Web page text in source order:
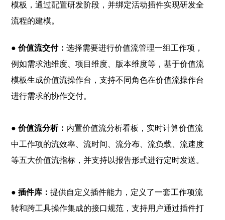
模板，通过配置研发阶段，并绑定活动插件实现研发全
流程的建模。
● 价值流交付：选择需要进行价值流管理一组工作项，
例如需求池维度、项目维度、版本维度等，基于价值流
模板生成价值流操作台，支持不同角色在价值流操作台
进行需求的协作交付。
● 价值流分析： 内置价值流分析看板，实时计算价值流
中工作项的流效率、流时间、流分布、流负载、流速度
等五大价值流指标，并支持以报告形式进行定时发送。
● 插件库：提供自定义插件能力，定义了一套工作项流
转和跨工具操作集成的接口规范，支持用户通过插件打